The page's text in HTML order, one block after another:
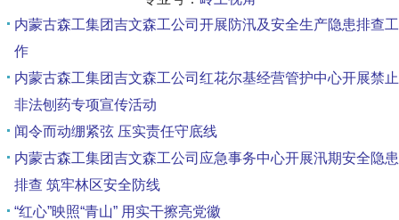
内蒙古森工集团吉文森工公司开展防汛及安全生产隐患排查工
作
内蒙古森工集团吉文森工公司红花尔基经营管护中心开展禁止
非法刨药专项宣传活动
闻令而动绷紧弦 压实责任守底线
内蒙古森工集团吉文森工公司应急事务中心开展汛期安全隐患
排查 筑牢林区安全防线
“红心”映照“青山” 用实干擦亮党徽